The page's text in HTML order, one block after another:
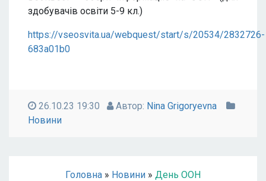
здобувачів освіти 5-9 кл.)
https://vseosvita.ua/webquest/start/s/20534/2832726-
683a01b0
26.10.23 19:30 Автор: Nina Grigoryevna
Новини
Головна » Новини » День ООН